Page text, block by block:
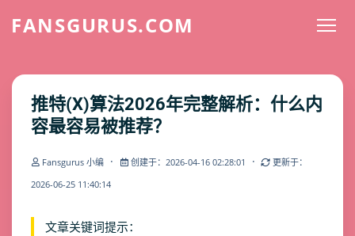
FANSGURUS.COM
推特(X)算法2026年完整解析：什么内
容最容易被推荐？
Fansgurus 小编 · 创建于：2026-04-16 02:28:01 ·
更新于：
2026-06-25 11:40:14
文章关键词提示：